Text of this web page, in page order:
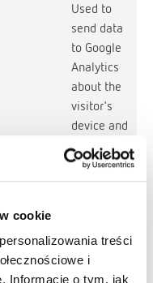
cookie
treści
i
Informacje o tym, jak
Used to
send data
to Google
Analytics
about the
visitor's
device and
behavior.
Tracks the
visitor
and
marketing